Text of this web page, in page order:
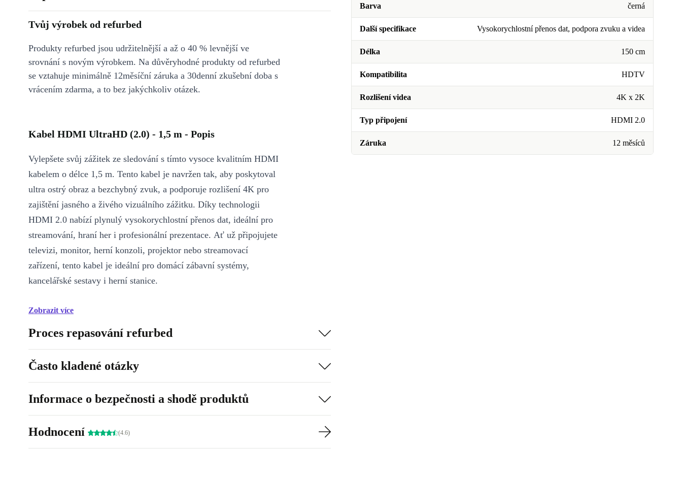
Barva černá
Další specifikace Vysokorychlostní přenos dat, podpora zvuku a videa
Délka 150 cm
Kompatibilita HDTV
Rozlišení videa 4K x 2K
Typ připojení HDMI 2.0
Záruka 12 měsíců
Tvůj výrobek od refurbed
Produkty refurbed jsou udržitelnější a až o 40 % levnější ve
srovnání s novým výrobkem. Na důvěryhodné produkty od refurbed
se vztahuje minimálně 12měsíční záruka a 30denní zkušební doba s
vrácením zdarma, a to bez jakýchkoliv otázek.
Kabel HDMI UltraHD (2.0) - 1,5 m - Popis
Vylepšete svůj zážitek ze sledování s tímto vysoce kvalitním HDMI
kabelem o délce 1,5 m. Tento kabel je navržen tak, aby poskytoval
ultra ostrý obraz a bezchybný zvuk, a podporuje rozlišení 4K pro
zajištění jasného a živého vizuálního zážitku. Díky technologii
HDMI 2.0 nabízí plynulý vysokorychlostní přenos dat, ideální pro
streamování, hraní her i profesionální prezentace. Ať už připojujete
televizi, monitor, herní konzoli, projektor nebo streamovací
zařízení, tento kabel je ideální pro domácí zábavní systémy,
kancelářské sestavy i herní stanice.
Zobrazit více
Proces repasování refurbed
Často kladené otázky
Informace o bezpečnosti a shodě produktů
Hodnocení (4.6)